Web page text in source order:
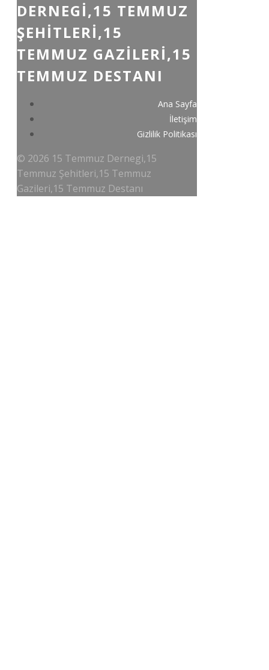
DERNEGI,15 TEMMUZ
ŞEHITLERI,15
TEMMUZ GAZILERI,15
TEMMUZ DESTANI
Ana Sayfa
İletişim
Gizlilik Politikası
© 2026 15 Temmuz Dernegi,15
Temmuz Şehitleri,15 Temmuz
Gazileri,15 Temmuz Destanı